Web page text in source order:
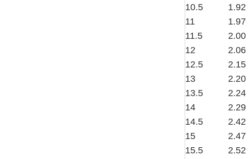
10.5
1.92
11
1.97
11.5
2.00
12
2.06
12.5
2.15
13
2.20
13.5
2.24
14
2.29
14.5
2.42
15
2.47
15.5
2.52